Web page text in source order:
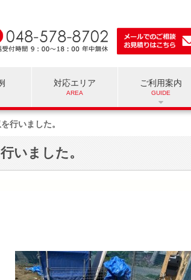
対応エリア ご利用案内
行いました。
いました。